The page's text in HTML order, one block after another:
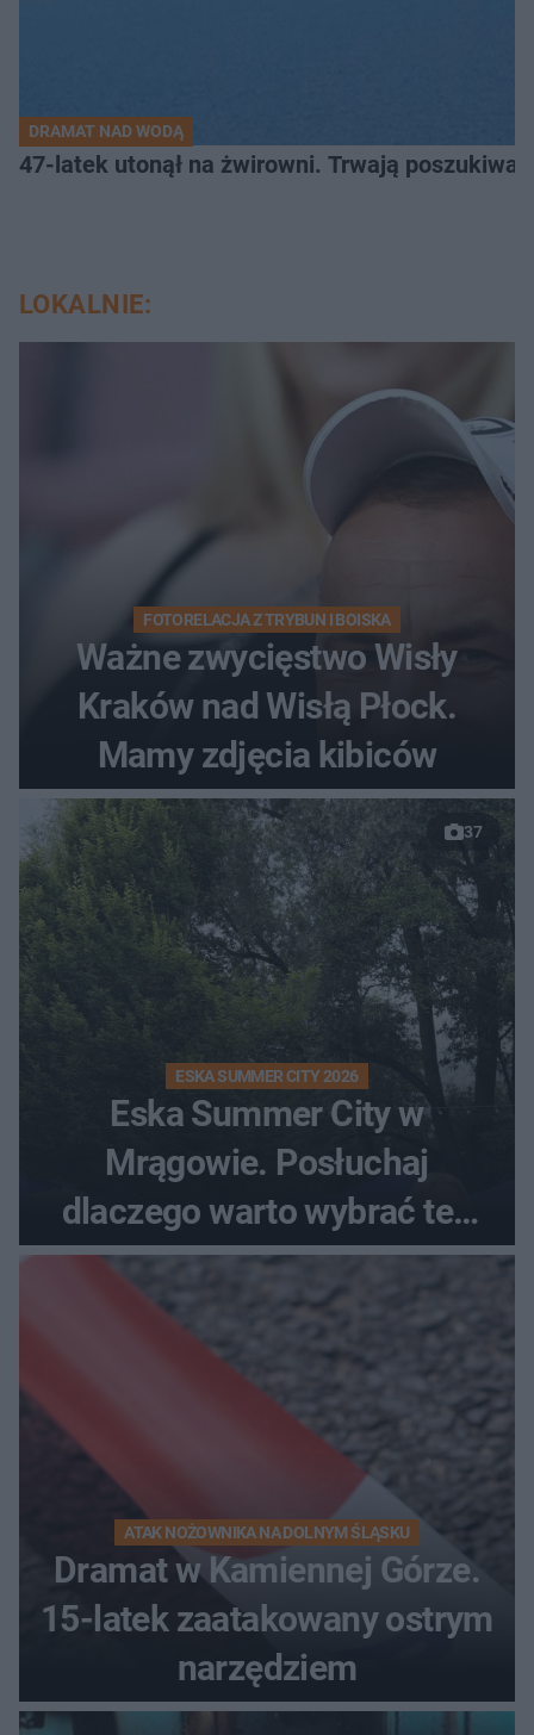
DRAMAT NAD WODĄ
47-latek utonął na żwirowni. Trwają
LOKALNIE:
FOTORELACJA Z TRYBUN I BOISKA
Ważne zwycięstwo Wisły
Kraków nad Wisłą Płock.
Mamy zdjęcia kibiców
37
ESKA SUMMER CITY 2026
Eska Summer City w
Mrągowie. Posłuchaj
dlaczego warto wybrać ten
kierunek na urlop!
ATAK NOŻOWNIKA NA DOLNYM ŚLĄSKU
Dramat w Kamiennej Górze.
15-latek zaatakowany ostrym
narzędziem